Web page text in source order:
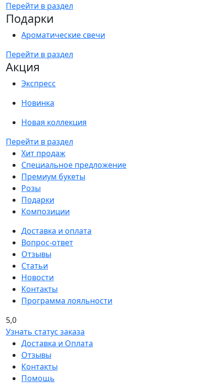
Перейти в раздел
Подарки
Ароматические свечи
Перейти в раздел
Акция
Экспресс
Новинка
Новая коллекция
Перейти в раздел
Хит продаж
Специальное предложение
Премиум букеты
Розы
Подарки
Композиции
Доставка и оплата
Вопрос-ответ
Отзывы
Статьи
Новости
Контакты
Программа лояльности
5,0
Узнать статус заказа
Доставка и Оплата
Отзывы
Контакты
Помощь